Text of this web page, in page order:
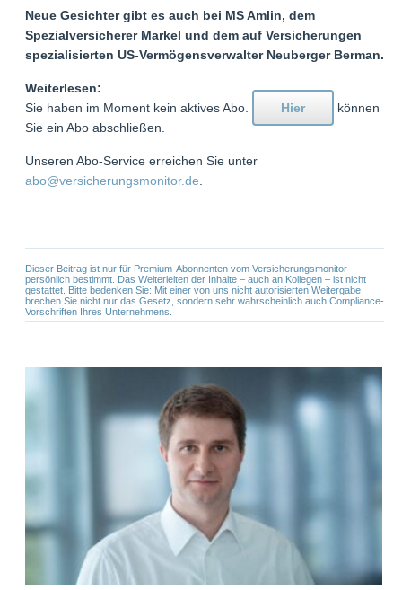
Neue Gesichter gibt es auch bei MS Amlin, dem
Spezialversicherer Markel und dem auf Versicherungen
spezialisierten US-Vermögensverwalter Neuberger Berman.
Weiterlesen:
Sie haben im Moment kein aktives Abo.
Hier
können
Sie ein Abo abschließen.
Unseren Abo-Service erreichen Sie unter
abo@versicherungsmonitor.de
Dieser Beitrag ist nur für Premium-Abonnenten vom Versicherungsmonitor
persönlich bestimmt. Das Weiterleiten der Inhalte – auch an Kollegen – ist nicht
gestattet. Bitte bedenken Sie: Mit einer von uns nicht autorisierten Weitergabe
brechen Sie nicht nur das Gesetz, sondern sehr wahrscheinlich auch Compliance-
Vorschriften Ihres Unternehmens.